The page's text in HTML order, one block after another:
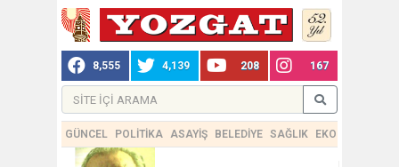
8,555 4,139 208 167
GÜNCEL POLİTİKA ASAYİŞ BELEDİYE SAĞLIK EKONOMİ